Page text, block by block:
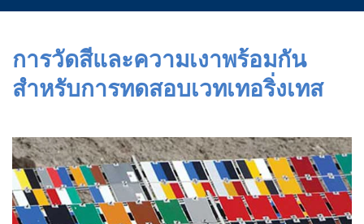
ยนต์
ก่อสร้าง
เคมีภัณฑ์
เครื่อง
ใช้
การวัดสีและความเงาพร้อมกัน
สำหรับการทดสอบเวทเทอริ่งเทส